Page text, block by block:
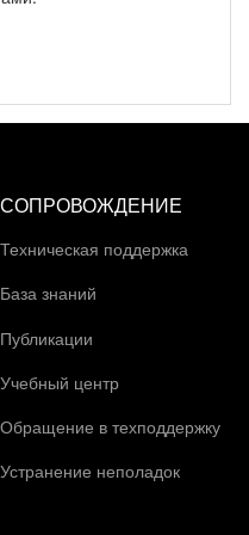
СОПРОВОЖДЕНИЕ
Техническая поддержка
База знаний
Публикации
Учебный центр
Обращение в техподдержку
Устранение неполадок